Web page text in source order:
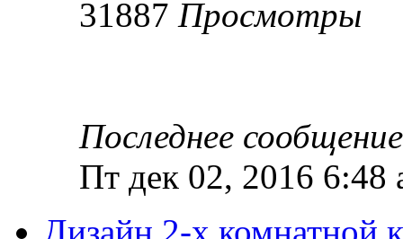
31887 Просмотры
Последнее
Пт дек 02, 2016 6:48